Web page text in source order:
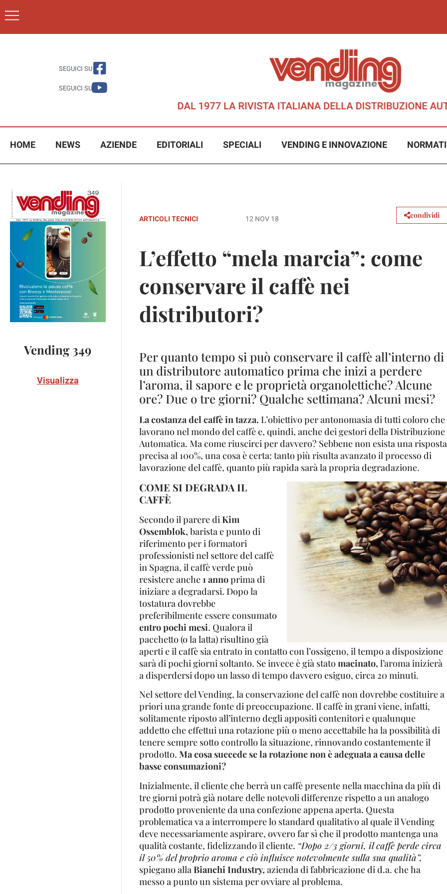
SEGUICI SU
SEGUICI SU
HOME NEWS AZIENDE EDITORIALI SPECIALI VENDING E INNOVAZIONE
Vending 349
Visualizza
ARTICOLI TECNICI 12 NOV 18 condividi
L’effetto “mela marcia”: come
conservare il caffè nei
distributori?
Per quanto tempo si può conservare il caffè all’interno di
un distributore automatico prima che inizi a perdere
l’aroma, il sapore e le proprietà organolettiche? Alcune
ore? Due o tre giorni? Qualche settimana? Alcuni mesi?
La costanza del caffè in tazza. L’obiettivo per antonomasia di tutti coloro che
lavorano nel mondo del caffè e, quindi, anche dei gestori della Distribuzione
Automatica. Ma come riuscirci per davvero? Sebbene non esista una risposta
precisa al 100%, una cosa è certa: tanto più risulta avanzato il processo di
lavorazione del caffè, quanto più rapida sarà la propria degradazione.
COME SI DEGRADA IL
CAFFÈ
Secondo il parere diKim
Ossemblok, barista e punto di
riferimento per i formatori
professionisti nel settore del caffè
in Spagna, il caffè verde può
resistere anche1 annoprima di
iniziare a degradarsi. Dopo la
tostatura dovrebbe
preferibilmente essere consumato
entro pochi mesi. Qualora il
pacchetto (o la latta) risultino già
aperti e il caffè sia entrato in contatto con l’ossigeno, il tempo a disposizione
sarà di pochi giorni soltanto. Se invece è già statomacinato, l’aroma inizierà
a disperdersi dopo un lasso di tempo davvero esiguo, circa 20 minuti.
Nel settore del Vending, la conservazione del caffè non dovrebbe costituire a
priori una grande fonte di preoccupazione. Il caffè in grani viene, infatti,
solitamente riposto all’interno degli appositi contenitori e qualunque
addetto che effettui una rotazione più o meno accettabile ha la possibilità di
tenere sempre sotto controllo la situazione, rinnovando costantemente il
prodotto. Ma cosa succede se la rotazione non è adeguata a causa delle
basse consumazioni?
Inizialmente, il cliente che berrà un caffè presente nella macchina da più di
tre giorni potrà già notare delle notevoli differenze rispetto a un analogo
prodotto proveniente da una confezione appena aperta. Questa
problematica va a interrompere lo standard qualitativo al quale il Vending
deve necessariamente aspirare, ovvero far sì che il prodotto mantenga una
qualità costante, fidelizzando il cliente. “Dopo 2/3 giorni, il caffè perde circa
il 50% del proprio aroma e ciò influisce notevolmente sulla sua qualità”,
spiegano alla Bianchi Industry, azienda di fabbricazione di d.a. che ha
messo a punto un sistema per ovviare al problema.